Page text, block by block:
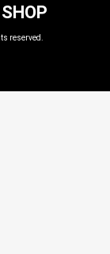
reserved.